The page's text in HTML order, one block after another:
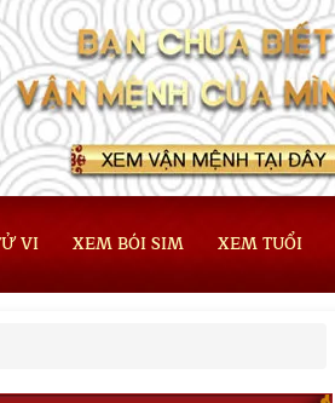
VI XEM BÓI SIM XEM TUỔI